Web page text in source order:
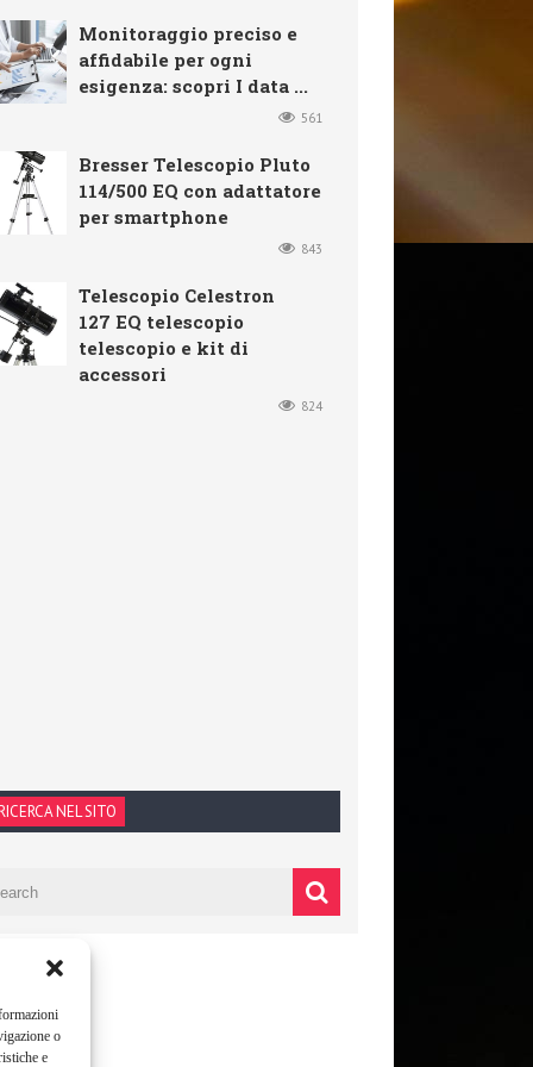
o
e
Monitoraggio preciso e
affidabile per ogni
esigenza: scopri I data ...
561
Bresser Telescopio Pluto
114/500 EQ con adattatore
per smartphone
843
Telescopio Celestron
127 EQ telescopio
telescopio e kit di
accessori
824
NEL SITO